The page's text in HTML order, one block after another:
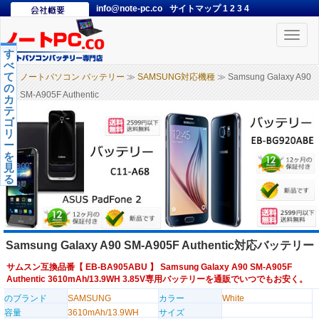
info@note-pc.co サイトマップ1 2 3 4
Toggle
ノートパソコン バッテリー ≫ SAMSUNG対応機種 ≫ Samsung Galaxy A90
SM-A905F Authentic
す
べ
て
の
カ
テ
ゴ
リ
ー
を
見
る
Samsung Galaxy A90 SM-A905F Authentic対応バッテリー
サムスン互換品番【 EB-BA905ABU 】 Samsung Galaxy A90 SM-A905F
Authentic 3610mAh/13.9WH 3.85V専用バッテリーを通販でいつでもお安く。
のブランド
SAMSUNG カラー
White
容量
3610mAh/13.9WH
サイズ